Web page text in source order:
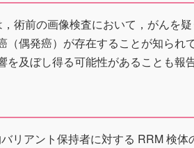
術前の画像検査において，がんを
（偶発癌）が存在することが知られ
を及ぼし得る可能性があることも報
リアント保持者に対する RRM 検